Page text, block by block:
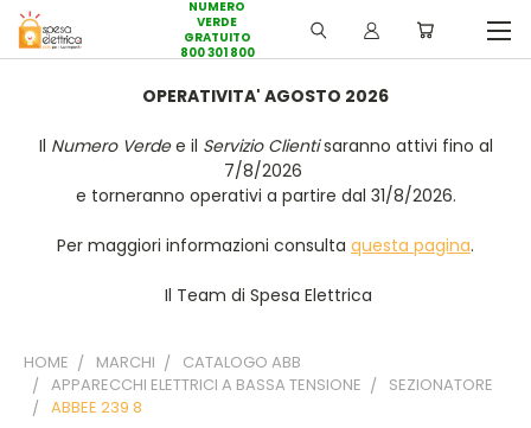
NUMERO
VERDE
GRATUITO
800 301 800
OPERATIVITA' AGOSTO 2026
Il Numero Verdee il Servizio Clientisaranno attivi fino al
7/8/2026
e torneranno operativi a partire dal 31/8/2026.
Per maggiori informazioni consulta questa pagina.
Il Team di Spesa Elettrica
HOME MARCHI
CATALOGO ABB
APPARECCHI ELETTRICI A BASSA TENSIONE
SEZIONATORE
ABBEE 239 8